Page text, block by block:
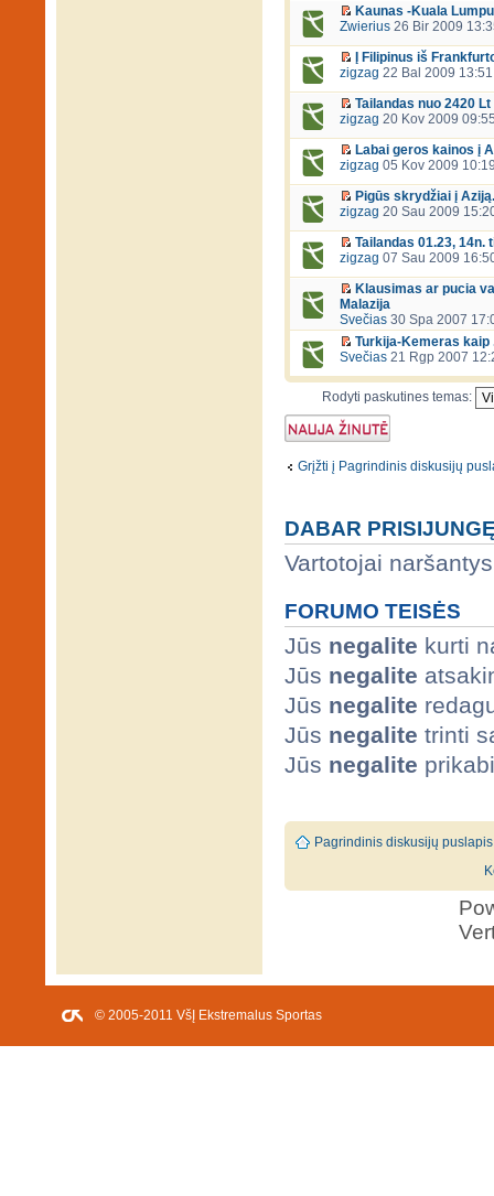
Kaunas -Kuala
Zwierius 26 Bir 2009
Į Filipinus iš
zigzag 22 Bal 2009 13:51
Tailandas nuo 2420
zigzag 20 Kov 2009
Labai geros kainos į
zigzag 05 Kov 2009
Pigūs skrydžiai į
zigzag 20 Sau 2009
Tailandas 01.23, 14n.
zigzag 07 Sau 2009
Klausimas ar pucia
Malazija
Svečias 30 Spa 2007
Turkija-Kemeras kaip
Svečias 21 Rgp 2007
Rodyti paskutines temas:
Naujos temos
kūrimas
Grįžti į Pagrindinis diskusijų
DABAR
Vartotojai
FORUMO TEISĖS
Jūs negalite kurti
Jūs negalite
Jūs negalite
Jūs negalite trinti
Jūs negalite
Pagrindinis diskusijų puslapis
© 2005-2011 VšĮ Ekstremalus Sportas